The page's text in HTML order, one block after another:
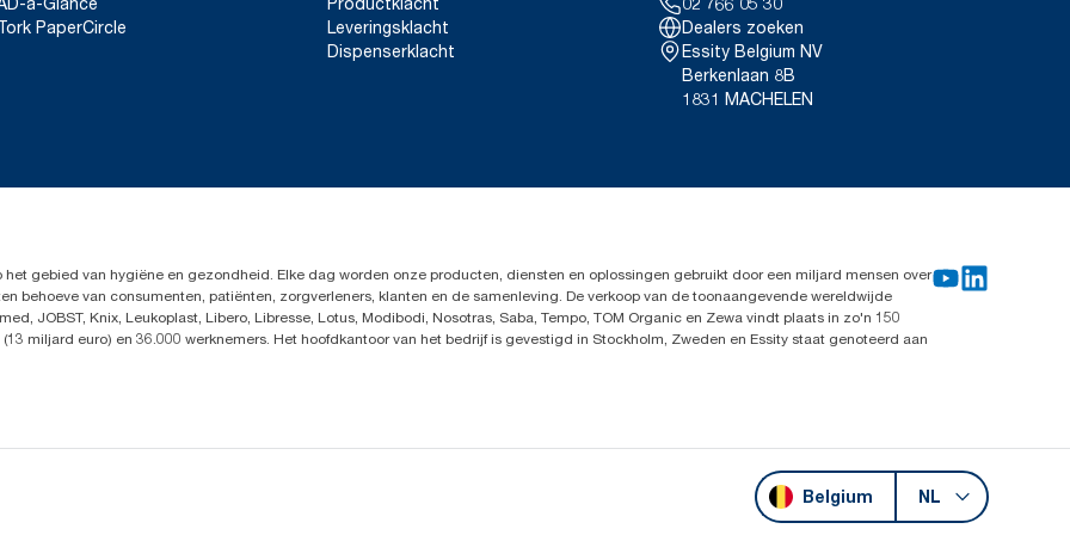
*De paneltest werd uitgevoerd door het Swerea Research Institute, Zweden, 2014. Huurdoeken,
katoenen lompen en gemengde lompen werden vergeleken met Tork Heavy-Duty
Paneltest utført av det svenske forskningsinstituttet Swerea i 2014. Leiekluter, bomullsfiller og
PaperCircle
Leveringsklacht
Dispenserklacht
Dealers zoeken
Essity Belgium NV
Berkenlaan 8B
1831 MACHELEN
gebied van hygiëne en gezondheid. Elke dag worden onze producten, diensten en oplossingen gebruikt door een miljard mensen over
behoeve van consumenten, patiënten, zorgverleners, klanten en de samenleving. De verkoop van de toonaangevende wereldwijde
JOBST, Knix, Leukoplast, Libero, Libresse, Lotus, Modibodi, Nosotras, Saba, Tempo, TOM Organic en Zewa vindt plaats in zo'n 150
miljard euro) en 36.000 werknemers. Het hoofdkantoor van het bedrijf is gevestigd in Stockholm, Zweden en Essity staat genoteerd aan
Belgium NL